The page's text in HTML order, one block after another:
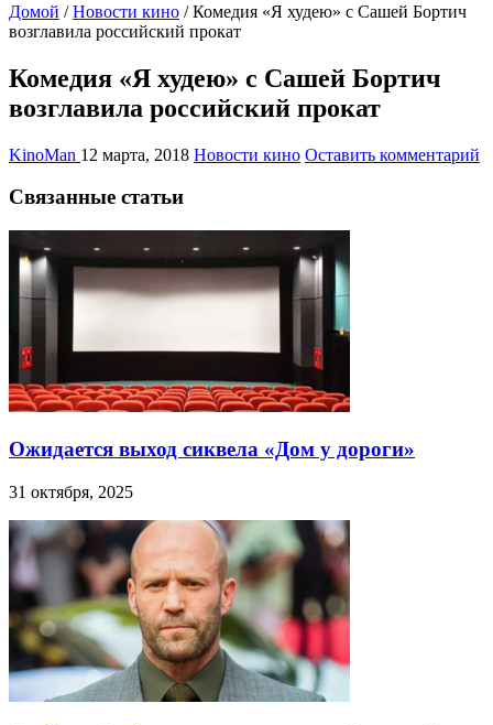
Домой / Новости кино / Комедия «Я худею» с Сашей Бортич
возглавила российский прокат
Комедия «Я худею» с Сашей Бортич
возглавила российский прокат
KinoMan 12 марта, 2018 Новости кино Оставить комментарий
Связанные статьи
Ожидается выход сиквела «Дом у дороги»
31 октября, 2025